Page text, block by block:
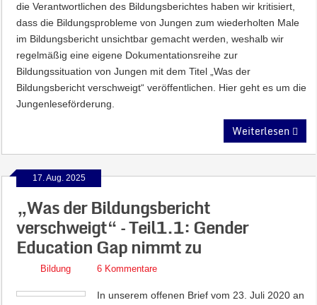
die Verantwortlichen des Bildungsberichtes haben wir kritisiert,
dass die Bildungsprobleme von Jungen zum wiederholten Male
im Bildungsbericht unsichtbar gemacht werden, weshalb wir
regelmäßig eine eigene Dokumentationsreihe zur
Bildungssituation von Jungen mit dem Titel „Was der
Bildungsbericht verschweigt“ veröffentlichen. Hier geht es um die
Jungenleseförderung.
Weiterlesen
17. Aug. 2025
„Was der Bildungsbericht
verschweigt“ – Teil1.1: Gender
Education Gap nimmt zu
Bildung 6 Kommentare
In unserem offenen Brief vom 23. Juli 2020 an